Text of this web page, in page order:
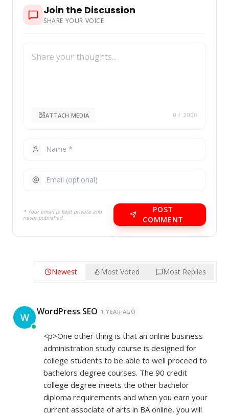
Join the Discussion
SHARE YOUR VOICE
ATTACH MEDIA 0 / 2000
* Your email is kept private and
never published.
POST
COMMENT
Newest Most Voted Most Replies
W WordPress SEO 1 YEAR AGO
<p>One other thing is that an online business
administration study course is designed for
college students to be able to well proceed to
bachelors degree courses. The 90 credit
college degree meets the other bachelor
diploma requirements and when you earn your
current associate of arts in BA online, you will